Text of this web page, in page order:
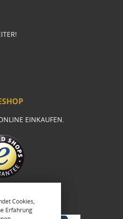
EINKAUFEN.
Cookies,
Erfahrung